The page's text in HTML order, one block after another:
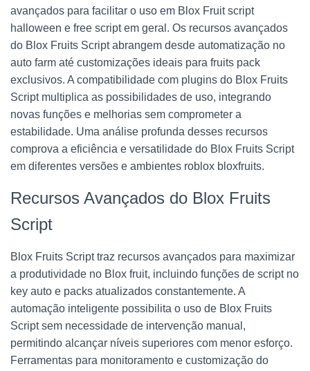
avançados para facilitar o uso em Blox Fruit script
halloween e free script em geral. Os recursos avançados
do Blox Fruits Script abrangem desde automatização no
auto farm até customizações ideais para fruits pack
exclusivos. A compatibilidade com plugins do Blox Fruits
Script multiplica as possibilidades de uso, integrando
novas funções e melhorias sem comprometer a
estabilidade. Uma análise profunda desses recursos
comprova a eficiência e versatilidade do Blox Fruits Script
em diferentes versões e ambientes roblox bloxfruits.
Recursos Avançados do Blox Fruits
Script
Blox Fruits Script traz recursos avançados para maximizar
a produtividade no Blox fruit, incluindo funções de script no
key auto e packs atualizados constantemente. A
automação inteligente possibilita o uso de Blox Fruits
Script sem necessidade de intervenção manual,
permitindo alcançar níveis superiores com menor esforço.
Ferramentas para monitoramento e customização do